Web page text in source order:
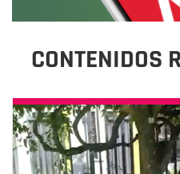
CONTENIDOS